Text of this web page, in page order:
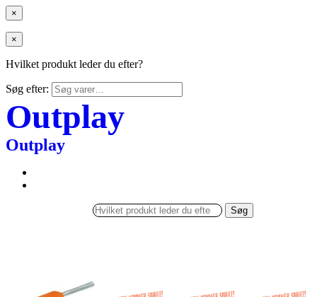
×
×
Hvilket produkt leder du efter?
Søg efter:
Outplay
Outplay
Søg